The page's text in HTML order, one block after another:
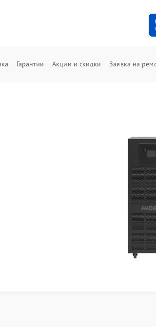
Гарантии Акции и скидки Заявка на